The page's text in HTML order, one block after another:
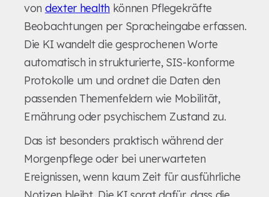
von dexter health können Pflegekräfte
Beobachtungen per Spracheingabe erfassen.
Die KI wandelt die gesprochenen Worte
automatisch in strukturierte, SIS-konforme
Protokolle um und ordnet die Daten den
passenden Themenfeldern wie Mobilität,
Ernährung oder psychischem Zustand zu.
Das ist besonders praktisch während der
Morgenpflege oder bei unerwarteten
Ereignissen, wenn kaum Zeit für ausführliche